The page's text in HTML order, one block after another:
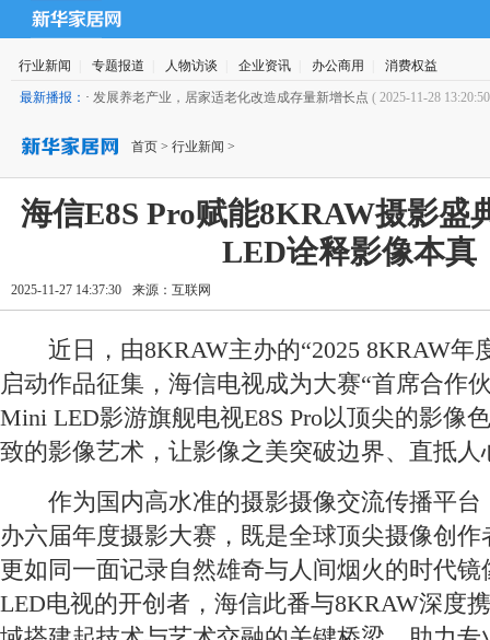
行业新闻 专题报道 人物访谈 企业资讯 办公商用 消费权益
最新播报： · 发展养老产业，居家适老化改造成存量新增长点 ( 2025-11-28
首页 > 行业新闻 >
海信E8S Pro赋能8KRAW摄影盛
LED诠释影像本真
2025-11-27 14:37:30 来源： 互联网
近日，由8KRAW主办的“2025 8KRAW年
启动作品征集，海信电视成为大赛“首席合作
Mini LED影游旗舰电视E8S Pro以顶尖的影像
致的影像艺术，让影像之美突破边界、直抵人
作为国内高水准的摄影摄像交流传播平台
办六届年度摄影大赛，既是全球顶尖摄像创
更如同一面记录自然雄奇与人间烟火的时代
LED电视的开创者，海信此番与8KRAW深度